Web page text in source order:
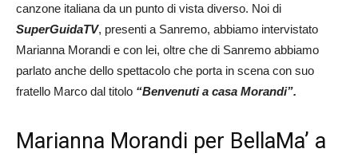
canzone italiana da un punto di vista diverso. Noi di
SuperGuidaTV, presenti a Sanremo, abbiamo intervistato
Marianna Morandi e con lei, oltre che di Sanremo abbiamo
parlato anche dello spettacolo che porta in scena con suo
fratello Marco dal titolo “Benvenuti a casa Morandi”.
Marianna Morandi per BellaMa’ a